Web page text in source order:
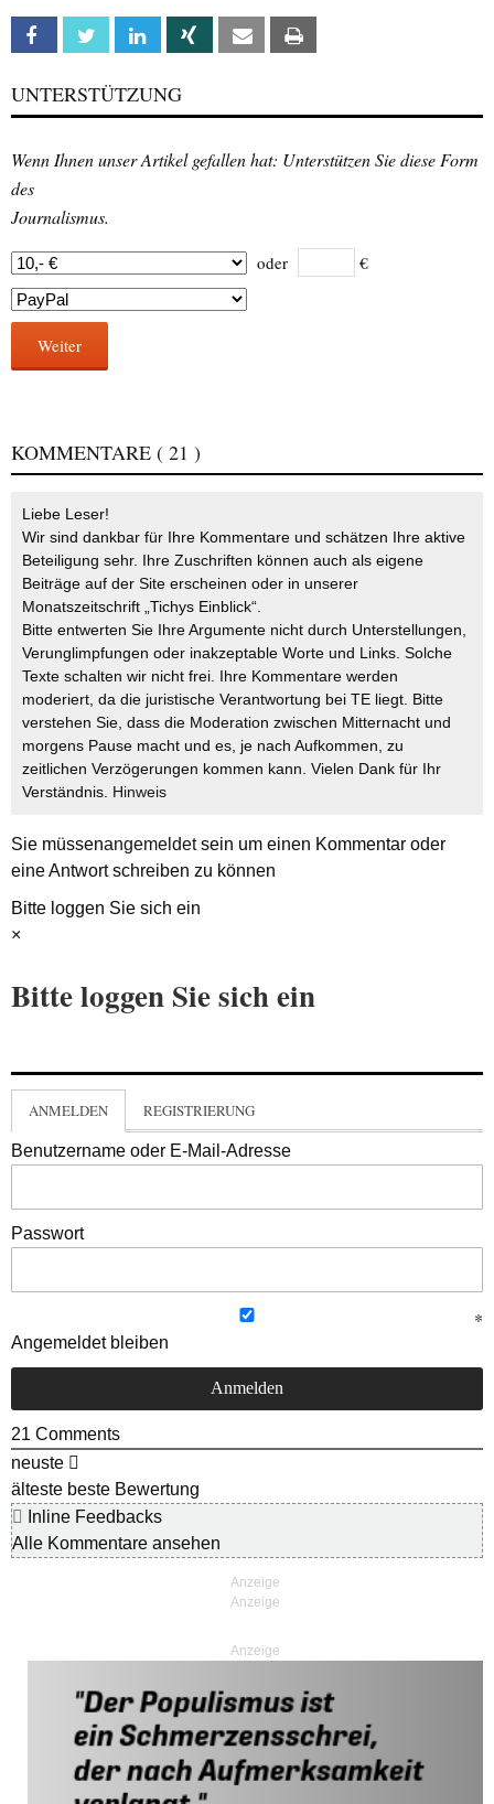
Facebook Twitter Linkedin Xing Email
UNTERSTÜTZUNG
Wenn Ihnen unser Artikel gefallen hat: Unterstützen Sie diese Form
des
Journalismus.
oder €
Weiter
KOMMENTARE ( 21 )
Liebe Leser!
Wir sind dankbar für Ihre Kommentare und schätzen Ihre aktive
Beteiligung sehr. Ihre Zuschriften können auch als eigene
Beiträge auf der Site erscheinen oder in unserer
Monatszeitschrift „Tichys Einblick“.
Bitte entwerten Sie Ihre Argumente nicht durch Unterstellungen,
Verunglimpfungen oder inakzeptable Worte und Links. Solche
Texte schalten wir nicht frei. Ihre Kommentare werden
moderiert, da die juristische Verantwortung bei TE liegt. Bitte
verstehen Sie, dass die Moderation zwischen Mitternacht und
morgens Pause macht und es, je nach Aufkommen, zu
zeitlichen Verzögerungen kommen kann. Vielen Dank für Ihr
Verständnis. Hinweis
Sie müssenangemeldetsein um einen Kommentar oder
eine Antwort schreiben zu können
Bitte loggen Sie sich ein
×
Bitte loggen Sie sich ein
ANMELDEN REGISTRIERUNG
Benutzername oder E-Mail-Adresse
Passwort
Angemeldet bleiben
21 Comments
neuste
älteste beste Bewertung
Inline Feedbacks
Alle Kommentare ansehen
Anzeige